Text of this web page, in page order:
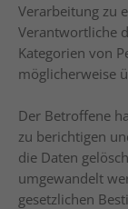
Verarbeitung zu
Verantwortliche
Kategorien von
möglicherweise
Der Betroffene
zu berichtigen
die Daten
umgewandelt
gesetzlichen